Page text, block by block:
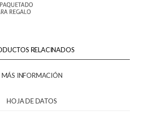
RELACINADOS
MÁS INFORMACIÓN
HOJA DE DATOS